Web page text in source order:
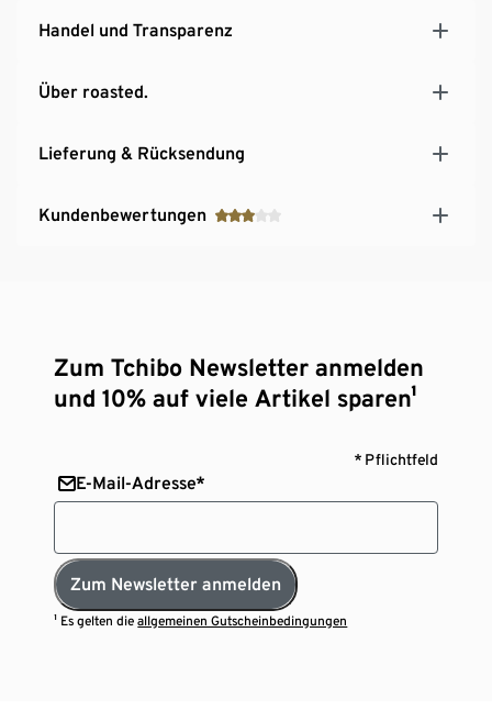
Handel und Transparenz
Über roasted.
Lieferung & Rücksendung
Kundenbewertungen
Zum Tchibo Newsletter anmelden
und 10% auf viele Artikel sparen¹
* Pflichtfeld
E-Mail-Adresse*
Zum Newsletter anmelden
¹ Es gelten dieallgemeinen Gutscheinbedingungen